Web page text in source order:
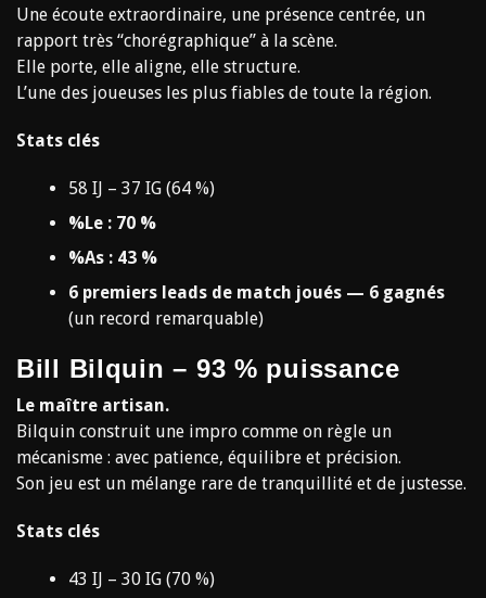
Une écoute extraordinaire, une présence centrée, un
rapport très “chorégraphique” à la scène.
Elle porte, elle aligne, elle structure.
L’une des joueuses les plus fiables de toute la région.
Stats clés
58 IJ – 37 IG (64 %)
%Le : 70 %
%As : 43 %
6 premiers leads de match joués — 6 gagnés
(un record remarquable)
Bill Bilquin – 93 % puissance
Le maître artisan.
Bilquin construit une impro comme on règle un
mécanisme : avec patience, équilibre et précision.
Son jeu est un mélange rare de tranquillité et de justesse.
Stats clés
43 IJ – 30 IG (70 %)